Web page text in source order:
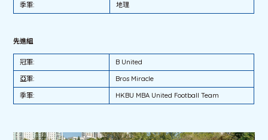
季軍:
地理
先進組
冠軍:
B United
亞軍:
Bros Miracle
季軍:
HKBU MBA United Football Team